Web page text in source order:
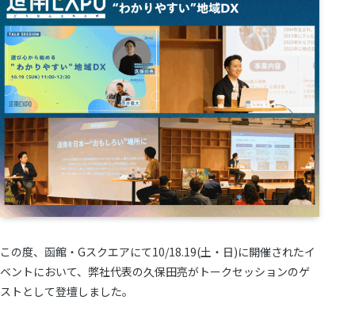
この度、函館・Gスクエアにて10/18.19(土・日)に開催されたイ
ベントにおいて、弊社代表の久保田亮がトークセッションのゲ
ストとして登壇しました。